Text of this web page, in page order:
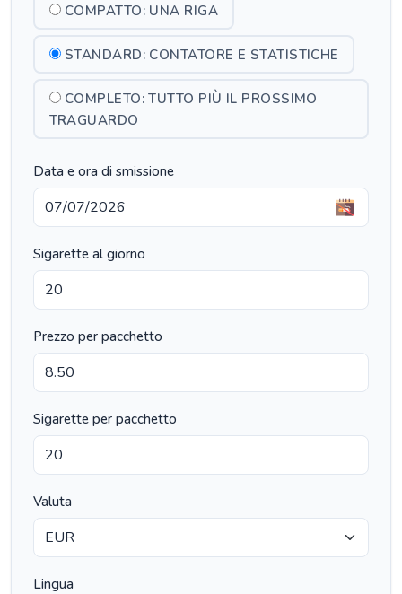
COMPATTO: UNA RIGA
STANDARD: CONTATORE E STATISTICHE
COMPLETO: TUTTO PIÙ IL PROSSIMO
TRAGUARDO
Data e ora di smissione
Sigarette al giorno
Prezzo per pacchetto
Sigarette per pacchetto
Valuta
Lingua